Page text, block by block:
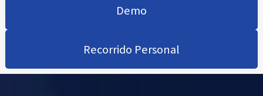
Demo
Recorrido Personal
Skip back to main navigation